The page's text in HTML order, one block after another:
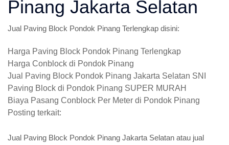
Pinang Jakarta Selatan
Jual Paving Block Pondok Pinang Terlengkap disini:
Harga Paving Block Pondok Pinang Terlengkap
Harga Conblock di Pondok Pinang
Jual Paving Block Pondok Pinang Jakarta Selatan SNI
Paving Block di Pondok Pinang SUPER MURAH
Biaya Pasang Conblock Per Meter di Pondok Pinang
Posting terkait:
Jual Paving Block Pondok Pinang Jakarta Selatan atau jual